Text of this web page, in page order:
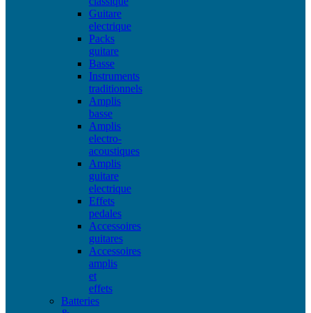
Guitare
electrique
Packs
guitare
Basse
Instruments
traditionnels
Amplis
basse
Amplis
electro-
acoustiques
Amplis
guitare
electrique
Effets
pedales
Accessoires
guitares
Accessoires
amplis
et
effets
Batteries